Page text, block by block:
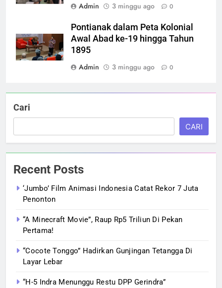
Admin
3 minggu ago 0
Pontianak dalam Peta Kolonial
Awal Abad ke-19 hingga Tahun
1895
Admin
3 minggu ago 0
Cari
CARI
Recent Posts
‘Jumbo’ Film Animasi Indonesia Catat Rekor 7 Juta
Penonton
“A Minecraft Movie”, Raup Rp5 Triliun Di Pekan
Pertama!
“Cocote Tonggo” Hadirkan Gunjingan Tetangga Di
Layar Lebar
“H-5 Indra Menunggu Restu DPP Gerindra”